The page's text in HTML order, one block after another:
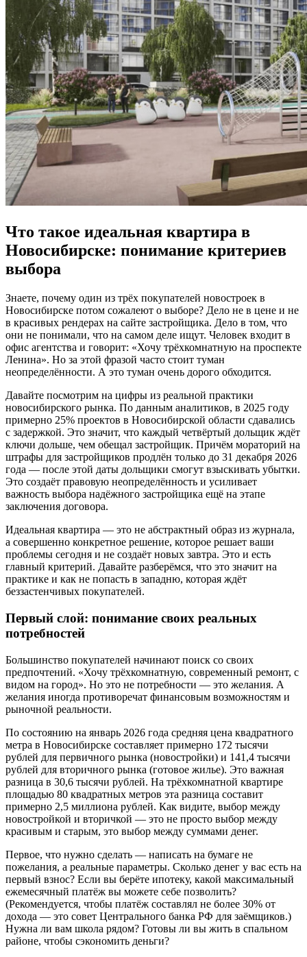
Что такое идеальная квартира в
Новосибирске: понимание критериев
выбора
Знаете, почему один из трёх покупателей новостроек в
Новосибирске потом сожалеют о выборе? Дело не в цене и не
в красивых рендерах на сайте застройщика. Дело в том, что
они не понимали, что на самом деле ищут. Человек входит в
офис агентства и говорит: «Хочу трёхкомнатную на проспекте
Ленина». Но за этой фразой часто стоит туман
неопределённости. А это туман очень дорого обходится.
Давайте посмотрим на цифры из реальной практики
новосибирского рынка. По данным аналитиков, в 2025 году
примерно 25% проектов в Новосибирской области сдавались
с задержкой. Это значит, что каждый четвёртый дольщик ждёт
ключи дольше, чем обещал застройщик. Причём мораторий на
штрафы для застройщиков продлён только до 31 декабря 2026
года — после этой даты дольщики смогут взыскивать убытки.
Это создаёт правовую неопределённость и усиливает
важность выбора надёжного застройщика ещё на этапе
заключения договора.
Идеальная квартира — это не абстрактный образ из журнала,
а совершенно конкретное решение, которое решает ваши
проблемы сегодня и не создаёт новых завтра. Это и есть
главный критерий. Давайте разберёмся, что это значит на
практике и как не попасть в западню, которая ждёт
беззастенчивых покупателей.
Первый слой: понимание своих реальных
потребностей
Большинство покупателей начинают поиск со своих
предпочтений. «Хочу трёхкомнатную, современный ремонт, с
видом на город». Но это не потребности — это желания. А
желания иногда противоречат финансовым возможностям и
рыночной реальности.
По состоянию на январь 2026 года средняя цена квадратного
метра в Новосибирске составляет примерно 172 тысячи
рублей для первичного рынка (новостройки) и 141,4 тысячи
рублей для вторичного рынка (готовое жилье). Это важная
разница в 30,6 тысячи рублей. На трёхкомнатной квартире
площадью 80 квадратных метров эта разница составит
примерно 2,5 миллиона рублей. Как видите, выбор между
новостройкой и вторичкой — это не просто выбор между
красивым и старым, это выбор между суммами денег.
Первое, что нужно сделать — написать на бумаге не
пожелания, а реальные параметры. Сколько денег у вас есть на
первый взнос? Если вы берёте ипотеку, какой максимальный
ежемесячный платёж вы можете себе позволить?
(Рекомендуется, чтобы платёж составлял не более 30% от
дохода — это совет Центрального банка РФ для заёмщиков.)
Нужна ли вам школа рядом? Готовы ли вы жить в спальном
районе, чтобы сэкономить деньги?